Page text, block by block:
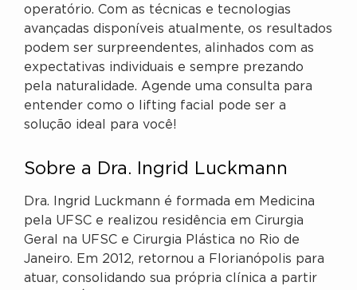
operatório. Com as técnicas e tecnologias
avançadas disponíveis atualmente, os resultados
podem ser surpreendentes, alinhados com as
expectativas individuais e sempre prezando
pela naturalidade. Agende uma consulta para
entender como o lifting facial pode ser a
solução ideal para você!
Sobre a Dra. Ingrid Luckmann
Dra. Ingrid Luckmann é formada em Medicina
pela UFSC e realizou residência em Cirurgia
Geral na UFSC e Cirurgia Plástica no Rio de
Janeiro. Em 2012, retornou a Florianópolis para
atuar, consolidando sua própria clínica a partir